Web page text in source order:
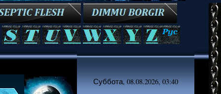
Суббота, 08.08.2026, 03:40